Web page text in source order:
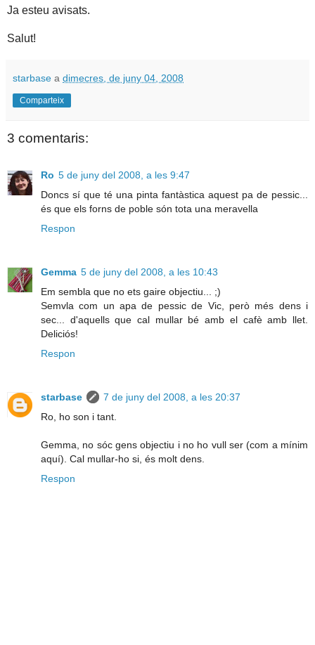
Ja esteu avisats.
Salut!
starbase a dimecres, de juny 04, 2008
Comparteix
3 comentaris:
Ro 5 de juny del 2008, a les 9:47
Doncs sí que té una pinta fantàstica aquest pa de pessic...
és que els forns de poble són tota una meravella
Respon
Gemma 5 de juny del 2008, a les 10:43
Em sembla que no ets gaire objectiu... ;)
Semvla com un apa de pessic de Vic, però més dens i
sec... d'aquells que cal mullar bé amb el cafè amb llet.
Deliciós!
Respon
starbase
7 de juny del 2008, a les 20:37
Ro, ho son i tant.
Gemma, no sóc gens objectiu i no ho vull ser (com a mínim
aquí). Cal mullar-ho si, és molt dens.
Respon